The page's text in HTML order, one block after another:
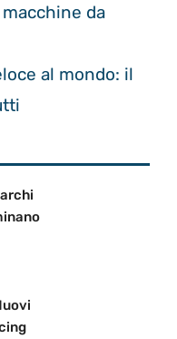
da
al mondo: il